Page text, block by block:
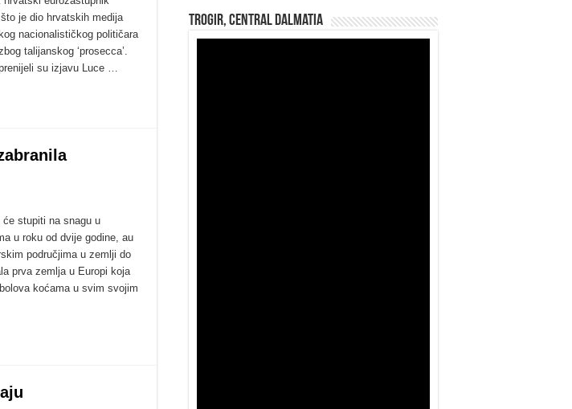
je dio hrvatskih medija
nacionalističkog političara
talijanskog ‘prosecca’.
su izjavu Luce …
stupiti na snagu u
u roku od dvije godine, au
područjima u zemlji do
prva zemlja u Europi koja
koćama u svim svojim
Trogir, Central Dalmatia